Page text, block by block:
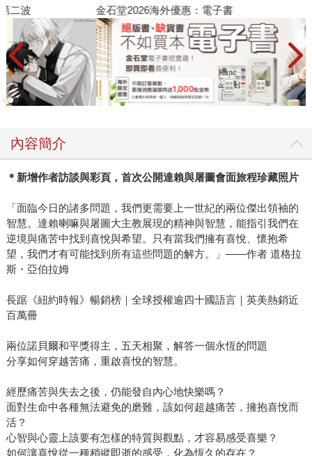
金石堂2026海外優惠：電子書
內容簡介
＊新增作者訪談與彩頁，首次公開達賴與屠圖會面旅程珍藏照片
「面臨今日的諸多問題，我們更需要上一世紀的兩位傑出領袖的
智慧。達賴喇嘛與屠圖大主教展現的精神與智慧，能指引我們在
逆境與痛苦中找到喜悅與希望。只有當我們擁有喜悅、懷抱希
望，我們才有可能找到所有這些問題的解方。」——作者 道格拉
斯・亞伯拉姆
長踞《紐約時報》暢銷榜｜全球授權逾四十國語言｜英美熱銷近
百萬冊
兩位諾貝爾和平獎得主，五天相聚，解答一個永恆的問題
分享如何穿越苦痛，重啟喜悅的智慧。
經歷痛苦與失去之後，仍能發自內心地快樂嗎？
面對生命中各種無法避免的磨難，該如何超越痛苦，擁抱喜悅而
活？
心智與心靈上該要有怎樣的特質與觀點，才容易感受喜樂？
如何讓喜悅從一種稍縱即逝的感受，化為恆久的存在？